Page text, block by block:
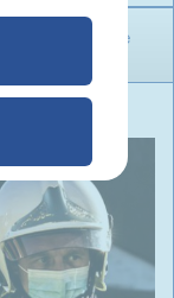
, une femme